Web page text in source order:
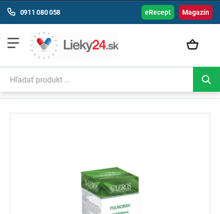
Magazín
0911 080 058 eRecept